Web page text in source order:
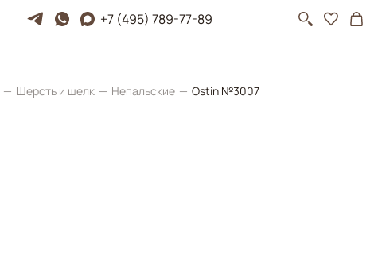
+7 (495) 789-77-89
Шерсть и шелк Непальские Ostin №3007